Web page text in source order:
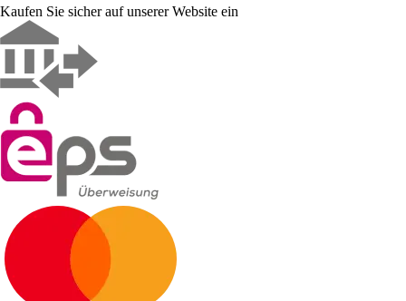
Kaufen Sie sicher auf unserer Website ein